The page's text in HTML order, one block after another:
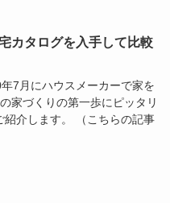
カタログを入手して比較
7月にハウスメーカーで家を
家づくりの第一歩にピッタリ
介します。 （こちらの記事